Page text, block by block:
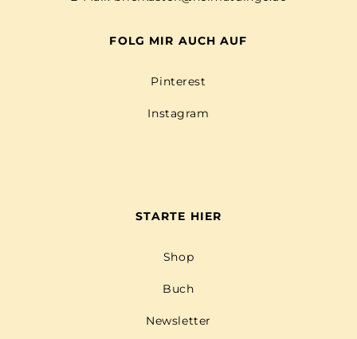
FOLG MIR AUCH AUF
Pinterest
Instagram
STARTE HIER
Shop
Buch
Newsletter